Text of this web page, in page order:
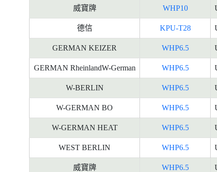
威寶牌 WHP10
德信 KPU-T28
GERMAN KEIZER WHP6.5
GERMAN RheinlandW-German WHP6.5
W-BERLIN WHP6.5
W-GERMAN BO WHP6.5
W-GERMAN HEAT WHP6.5
WEST BERLIN WHP6.5
威寶牌 WHP6.5